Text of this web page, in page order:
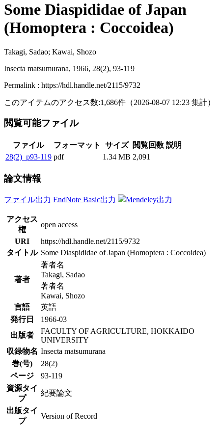
Some Diaspididae of Japan
(Homoptera : Coccoidea)
Takagi, Sadao; Kawai, Shozo
Insecta matsumurana, 1966, 28(2), 93-119
Permalink : https://hdl.handle.net/2115/9732
このアイテムのアクセス数:1,686件 （2026-08-07 12:23 集計）
閲覧可能ファイル
ファイル フォーマット サイズ 閲覧回数 説明
28(2)_p93-119 pdf 1.34 MB 2,091
論文情報
ファイル出力 EndNote Basic出力 Mendeley出力
アクセス
権
open access
URI
https://hdl.handle.net/2115/9732
タイトル Some Diaspididae of Japan (Homoptera : Coccoidea)
著者
著者名
Takagi, Sadao
著者名
Kawai, Shozo
言語
英語
発行日
1966-03
出版者
FACULTY OF AGRICULTURE, HOKKAIDO
UNIVERSITY
収録物名 Insecta matsumurana
巻(号)
28(2)
ページ
93-119
資源タイ
プ
紀要論文
出版タイ
プ
Version of Record